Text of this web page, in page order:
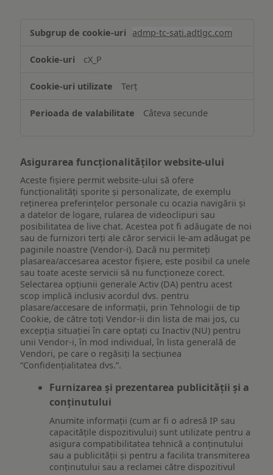
și/sau
informațiilor
pe
dispozitiv
admp-tc-sati.adtlgc.com
cX_P
Terț
Câteva secunde
Asigurarea funcționalităților website-ului
Aceste fișiere permit website-ului să ofere
funcționalități sporite și personalizate, de exemplu
reţinerea preferinţelor personale cu ocazia navigării și
a datelor de logare, rularea de videoclipuri sau
posibilitatea de live chat. Acestea pot fi adăugate de noi
sau de furnizori terți ale căror servicii le-am adăugat pe
paginile noastre (Vendor-i). Dacă nu permiteți
plasarea/accesarea acestor fișiere, este posibil ca unele
sau toate aceste servicii să nu funcționeze corect.
Selectarea opțiunii generale Activ (DA) pentru acest
scop implică inclusiv acordul dvs. pentru
plasare/accesare de informații, prin Tehnologii de tip
Cookie, de către toți Vendor-ii din lista de mai jos, cu
excepția situației în care optați cu Inactiv (NU) pentru
unii Vendor-i, în mod individual, în lista generală de
Vendori, pe care o regăsiți la secțiunea
“Confidențialitatea dvs.”.
Furnizarea și prezentarea publicității și a
conținutului
Anumite informații (cum ar fi o adresă IP sau
capacitățile dispozitivului) sunt utilizate pentru a
asigura compatibilitatea tehnică a conținutului
sau a publicității și pentru a facilita transmiterea
conținutului sau a reclamei către dispozitivul